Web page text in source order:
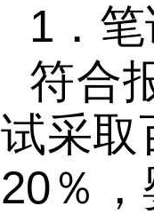
1．
符合
试采取
20％